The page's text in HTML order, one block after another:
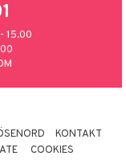
15.00
KONTAKT
COOKIES